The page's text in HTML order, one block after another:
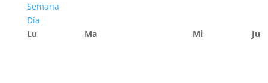
Semana
Día
Lu
Ma Mi Ju